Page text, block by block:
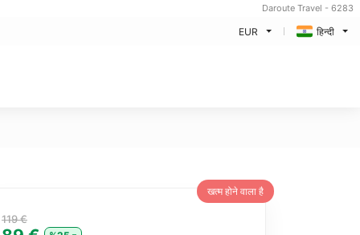
Daroute Travel - 6283
EUR हिन्दी
खत्म होने वाला है
119 €